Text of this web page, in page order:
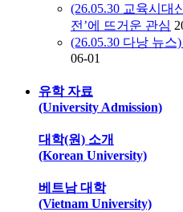
(26.05.30 교육시대
전’에 뜨거운 관심
(26.05.30 다낭 뉴
06-01
유학 자료
(University Admission)
대학(원) 소개
(Korean University)
베트남 대학
(Vietnam University)